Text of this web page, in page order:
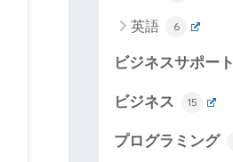
英語 6
ビジネスサポート
ビジネス 15
プログラミング